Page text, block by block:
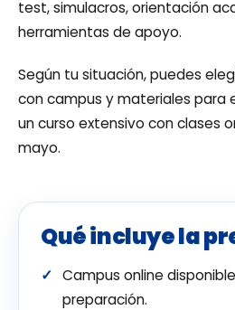
test, simulacros, orientación
herramientas de apoyo.
Según tu situación, puedes
con campus y materiales para
un curso extensivo con clases
mayo.
Qué incluye la
Campus online
preparación.